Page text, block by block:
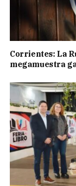
Corrientes: La
megamuestra